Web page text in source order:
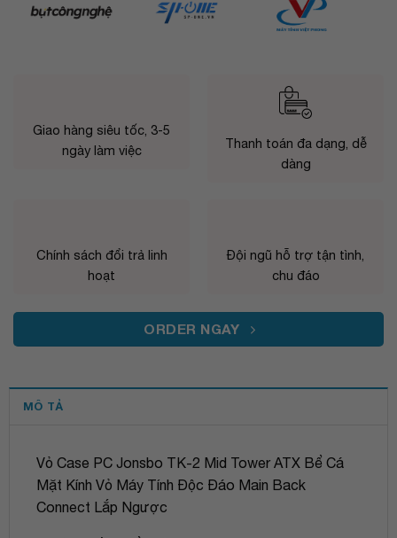
Giao hàng siêu tốc, 3-5
ngày làm việc
Thanh toán đa dạng, dễ
dàng
Chính sách đổi trả linh
hoạt
Đội ngũ hỗ trợ tận tình,
chu đáo
ORDER NGAY
MÔ TẢ
Vỏ Case PC Jonsbo TK-2 Mid Tower ATX Bể Cá
Mặt Kính Vỏ Máy Tính Độc Đáo Main Back
Connect Lắp Ngược